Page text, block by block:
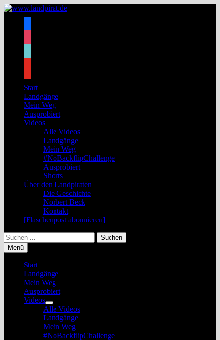
Zum
Start
Landgänge
Mein Weg
Ausprobiert
Videos
Alle Videos
Landgänge
Mein Weg
#NoBackflipChallenge
Ausprobiert
Shorts
Über den Landpiraten
Die Geschichte
Norbert Beck
Kontakt
[Flaschenpost abonnieren]
Suchen
nach:
Menü
Start
Landgänge
Mein Weg
Ausprobiert
Videos
Untermenü
anzeigen
Alle Videos
Landgänge
Mein Weg
#NoBackflipChallenge